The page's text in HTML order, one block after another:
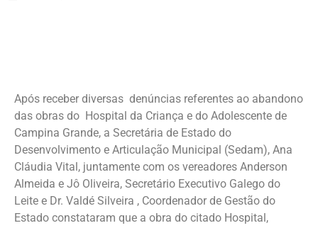
Após receber diversas denúncias referentes ao abandono
das obras do Hospital da Criança e do Adolescente de
Campina Grande, a Secretária de Estado do
Desenvolvimento e Articulação Municipal (Sedam), Ana
Cláudia Vital, juntamente com os vereadores Anderson
Almeida e Jô Oliveira, Secretário Executivo Galego do
Leite e Dr. Valdé Silveira , Coordenador de Gestão do
Estado constataram que a obra do citado Hospital,